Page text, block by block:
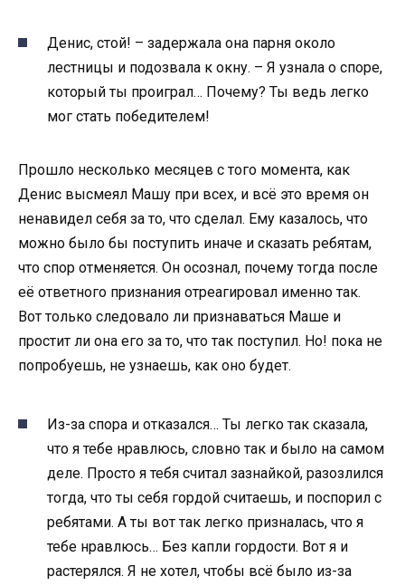
Денис, стой! – задержала она парня около
лестницы и подозвала к окну. – Я узнала о споре,
который ты проиграл… Почему? Ты ведь легко
мог стать победителем!
Прошло несколько месяцев с того момента, как
Денис высмеял Машу при всех, и всё это время он
ненавидел себя за то, что сделал. Ему казалось, что
можно было бы поступить иначе и сказать ребятам,
что спор отменяется. Он осознал, почему тогда после
её ответного признания отреагировал именно так.
Вот только следовало ли признаваться Маше и
простит ли она его за то, что так поступил. Но! пока не
попробуешь, не узнаешь, как оно будет.
Из-за спора и отказался… Ты легко так сказала,
что я тебе нравлюсь, словно так и было на самом
деле. Просто я тебя считал зазнайкой, разозлился
тогда, что ты себя гордой считаешь, и поспорил с
ребятами. А ты вот так легко призналась, что я
тебе нравлюсь… Без капли гордости. Вот я и
растерялся. Я не хотел, чтобы всё было из-за